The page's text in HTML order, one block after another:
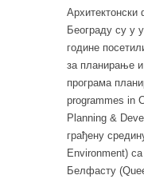
Архитектонски
Београду су у
године
за планирање
програма
programmes in
Planning &
грађену
Environment)
Белфасту